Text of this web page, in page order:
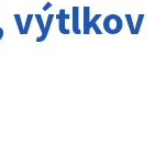
výtlkov